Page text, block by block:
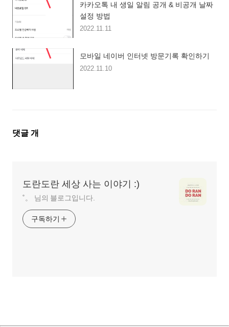
카카오톡 내 생일 알림 공개 & 비공개 날짜
설정 방법
2022.11.11
모바일 네이버 인터넷 방문기록 확인하기
2022.11.10
댓
댓글 개
도란도란 세상 사는 이야기 :)
˚。 님의 블로그입니다.
구독하기